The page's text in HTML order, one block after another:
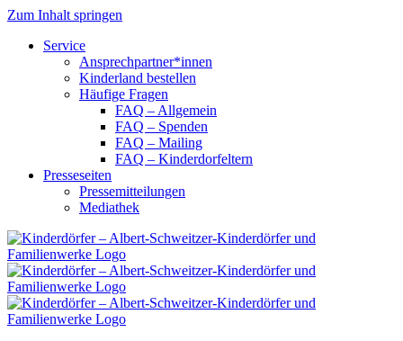
Zum Inhalt springen
Service
Ansprechpartner*innen
Kinderland bestellen
Häufige Fragen
FAQ – Allgemein
FAQ – Spenden
FAQ – Mailing
FAQ – Kinderdorfeltern
Presseseiten
Pressemitteilungen
Mediathek